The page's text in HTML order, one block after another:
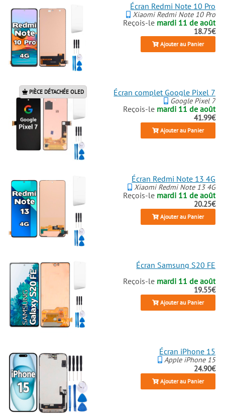
Écran Redmi Note 10 Pro
Xiaomi Redmi Note 10 Pro
Reçois-le mardi 11 de août
18.75€
Ajouter au Panier
PIÈCE DÉTACHÉE OLED Écran complet Google Pixel 7
Google Pixel 7
Reçois-le mardi 11 de août
41.99€
Ajouter au Panier
Écran Redmi Note 13 4G
Xiaomi Redmi Note 13 4G
Reçois-le mardi 11 de août
20.25€
Ajouter au Panier
Écran Samsung S20 FE
Reçois-le mardi 11 de août
19.55€
Ajouter au Panier
Écran iPhone 15
Apple iPhone 15
24.90€
Ajouter au Panier